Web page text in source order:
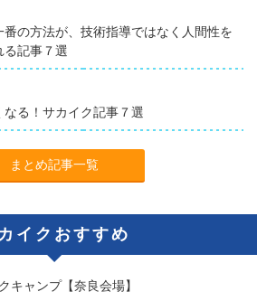
の方法が、技術指導ではなく人間性を
る記事７選
る！サカイク記事７選
まとめ記事一覧
イクおすすめ
キャンプ【奈良会場】